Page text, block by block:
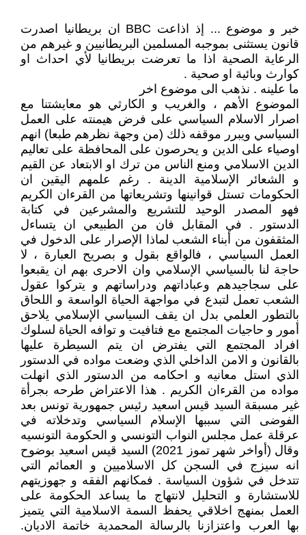
خبر و موضوع ... إذ اذاعت BBC ان بريطانيا اصدرت
قانون يستثنى بموجبه المسلمين البريطانيين و غيرهم من
الرعاية الصحية اذا ما تعرضت بريطانيا لأي احداث او
كوارث وبائية او صحية .
ما علينه . نذهب الى موضوع اخر
الموضوع الأهم ، والغريب و الكارثي هو معايشتنا مع
اصرار الاسلام السياسي على فرض هيمنته على العمل
السياسي ويبرر موقفه ذلك (من وجهة نظرهم طبعا) انهم
اوصياء على الدين و يحرصون على المحافظة على تعاليم
الدين الاسلامي ومنع الناس من ترك او الابتعاد عن القيم
و الشعائر الإسلامية الدينة . رغم علمهم اليقين ان
الحكومات تستل قوانينها وتشريعاتها من القرءان الكريم
فهو المصدر الوحيد للتشريع والمشرعين في كتابة
الدستور . في المقابل فان من الطبيعي ان يتساءل
المثقفون من أبناء الشعب لماذا الإصرار على الدخول في
العمل السياسي ، فالواقع بقول و بصريح العبارة ، لا
حاجة لنا بالسياسي الإسلامي وان الاحرى بهم ان يقبعوا
على سجاجيدهم وعباداتهم ودراساتهم و يتركوا عقول
الشعب تعمل لتبدع في مواجهة الحياة الواسعة و اللحاق
بالتطور العلمي بدل ان يقف السياسي الإسلامي يلاحق
أمور و حاجيات المجتمع مع فتافيت و توافه الحياة لسلوك
افراد المجتمع التي يفترض ان يتم السيطرة عليها
بالقانون و الامن الداخلي الذي وضعت مواده في الدستور
الذي استل معانيه و احكامه من الدستور الذي انهلت
مواده من القرءان الكريم . هذا الاعتراض طرحه بجرأة
غير مسبقة السيد قيس اسعيد رئيس جمهورية تونس بعد
الفوضى التي سببها الإسلام السياسي وتدخلاته في
عرقلة عمل مجلس النواب التونسي و الحكومة التونسيه
وقال (أواخر شهر تموز 2021) السيد قيس اسعيد بوضوح
انه سيزج في السجن كل الاسلاميين و العمائم التي
تتدخل في شؤون السياسة . فمكانهم الفقه و جهوزيتهم
للاستشارة و التحليل لانتهاج ما يساعد الحكومة على
العمل بمنهج اخلاقي يحفظ السمة الاسلامية التي يتميز
بها العرب واعتزازنا بالرسالة المحمدية خاتمة الاديان.